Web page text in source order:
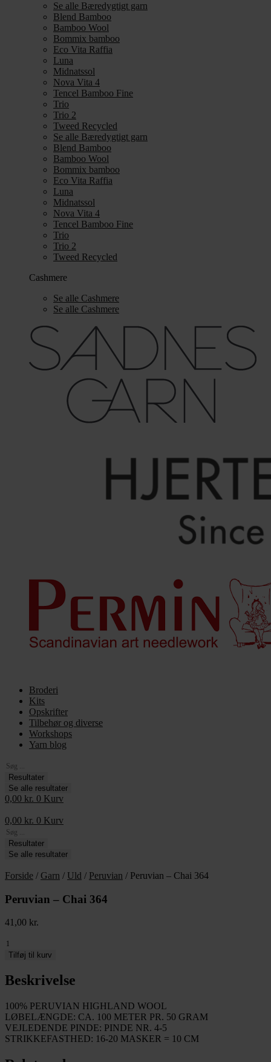
Se alle Bæredygtigt garn
Blend Bamboo
Bamboo Wool
Bommix bamboo
Eco Vita Raffia
Luna
Midnatssol
Nova Vita 4
Tencel Bamboo Fine
Trio
Trio 2
Tweed Recycled
Se alle Bæredygtigt garn
Blend Bamboo
Bamboo Wool
Bommix bamboo
Eco Vita Raffia
Luna
Midnatssol
Nova Vita 4
Tencel Bamboo Fine
Trio
Trio 2
Tweed Recycled
Cashmere
Se alle Cashmere
Se alle Cashmere
Broderi
Kits
Opskrifter
Tilbehør og diverse
Workshops
Yarn blog
Search
...Resultater
Se alle resultater
0,00 kr. 0 Kurv
0,00 kr. 0 Kurv
Search
...Resultater
Se alle resultater
Forside / Garn / Uld / Peruvian / Peruvian – Chai 364
Peruvian – Chai 364
41,00 kr.
Peruvian
364
antal
Tilføj til kurv
Beskrivelse
100% PERUVIAN HIGHLAND WOOL
LØBELÆNGDE: CA. 100 METER PR. 50 GRAM
VEJLEDENDE PINDE: PINDE NR. 4-5
STRIKKEFASTHED: 16-20 MASKER = 10 CM